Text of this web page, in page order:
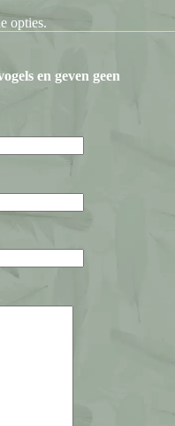
opties.
en geven geen